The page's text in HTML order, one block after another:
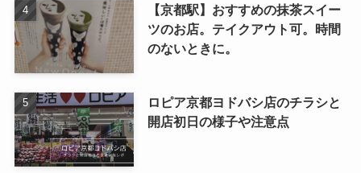
【京都駅】おすすめの抹茶スイー
ツのお店。テイクアウト可。時間
のないときに。
ロピア京都ヨドバシ店のチラシと
開店初日の様子や注意点